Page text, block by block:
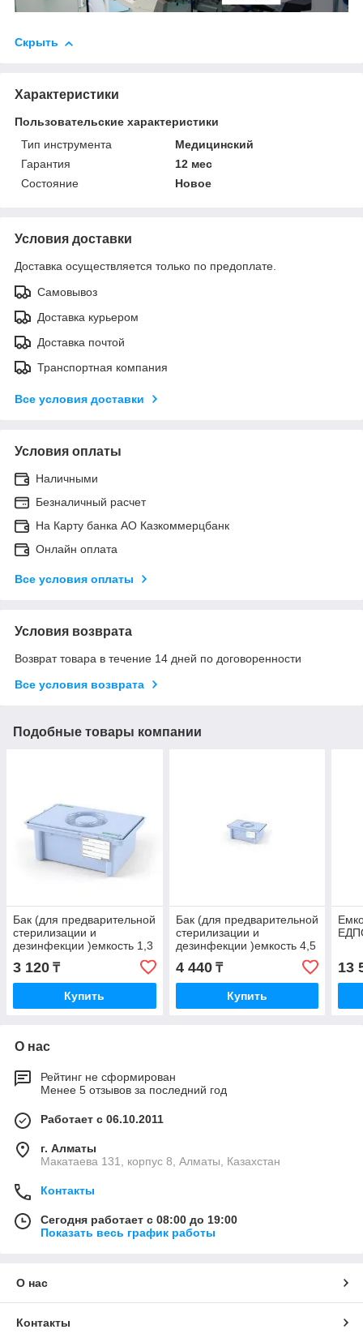
Скрыть
Характеристики
Пользовательские характеристики
Тип инструмента
Медицинский
Гарантия
12 мес
Состояние
Новое
Условия доставки
Доставка осуществляется только по предоплате.
Самовывоз
Доставка курьером
Доставка почтой
Транспортная компания
Все условия доставки
Условия оплаты
Наличными
Безналичный расчет
На Карту банка АО Казкоммерцбанк
Онлайн оплата
Все условия оплаты
Условия возврата
Возврат товара в течение 14 дней по договоренности
Все условия возврата
Подобные товары компании
Бак (для предварительной
стерилизации и
дезинфекции )емкость 1,3
л(вместимостью 1л) цвет
белый
3 120 ₸
Купить
Бак (для предварительной
стерилизации и
дезинфекции )емкость 4,5
л(вместимостью 3л) цвет
белый
4 440₸
Купить
13
О нас
Рейтинг не сформирован
Менее 5 отзывов за последний год
Работает с 06.10.2011
г. Алматы
Макатаева 131, корпус 8, Алматы, Казахстан
Контакты
Сегодня работает с 08:00 до 19:00
Показать весь график работы
О нас
Контакты